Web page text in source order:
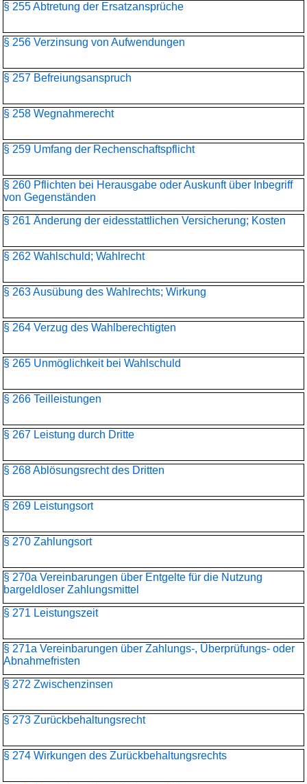
§ 255 Abtretung der Ersatzansprüche
§ 256 Verzinsung von Aufwendungen
§ 257 Befreiungsanspruch
§ 258 Wegnahmerecht
§ 259 Umfang der Rechenschaftspflicht
§ 260 Pflichten bei Herausgabe oder Auskunft über Inbegriff
von Gegenständen
§ 261 Änderung der eidesstattlichen Versicherung; Kosten
§ 262 Wahlschuld; Wahlrecht
§ 263 Ausübung des Wahlrechts; Wirkung
§ 264 Verzug des Wahlberechtigten
§ 265 Unmöglichkeit bei Wahlschuld
§ 266 Teilleistungen
§ 267 Leistung durch Dritte
§ 268 Ablösungsrecht des Dritten
§ 269 Leistungsort
§ 270 Zahlungsort
§ 270a Vereinbarungen über Entgelte für die Nutzung
bargeldloser Zahlungsmittel
§ 271 Leistungszeit
§ 271a Vereinbarungen über Zahlungs-, Überprüfungs- oder
Abnahmefristen
§ 272 Zwischenzinsen
§ 273 Zurückbehaltungsrecht
§ 274 Wirkungen des Zurückbehaltungsrechts